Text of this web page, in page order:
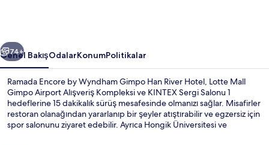
için
fotoğraf
galerisi
Sonraki
74+
Genel BakışOdalarKonumPolitikalar
Ramada Encore by Wyndham Gimpo Han River Hotel, Lotte Mall
Gimpo Airport Alışveriş Kompleksi ve KINTEX Sergi Salonu 1
hedeflerine 15 dakikalık sürüş mesafesinde olmanızı sağlar. Misafirler
restoran olanağından yararlanıp bir şeyler atıştırabilir ve egzersiz için
spor salonunu ziyaret edebilir. Ayrıca Hongik Üniversitesi ve